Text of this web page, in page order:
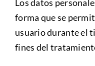
Los datos
forma que se
usuario durante el
fines del